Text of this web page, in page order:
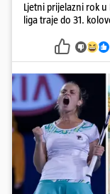
Ljetni prijelazni rok
liga traje do 31.